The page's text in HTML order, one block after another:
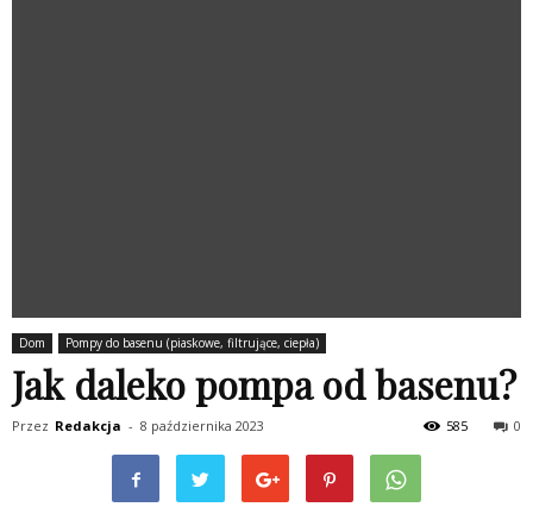
Dom Pompy do basenu (piaskowe, filtrujące, ciepła)
Jak daleko pompa od basenu?
Przez Redakcja - 8 października 2023 0
585